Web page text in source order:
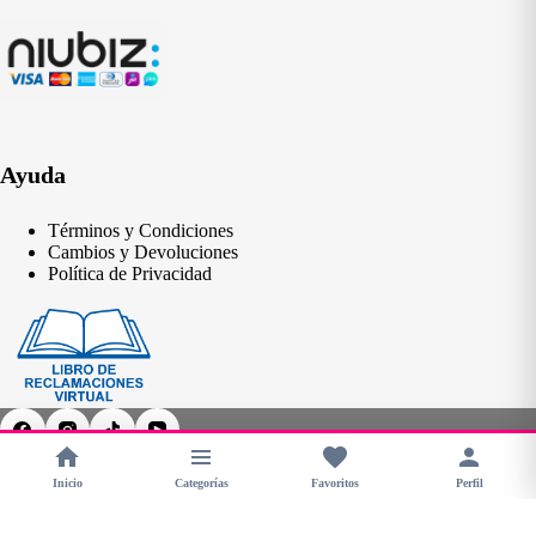
Ayuda
Términos y Condiciones
Cambios y Devoluciones
Política de Privacidad
Copyright © 2026 - CHERIMOYA Perú
Inicio Categorías Favoritos Perfil